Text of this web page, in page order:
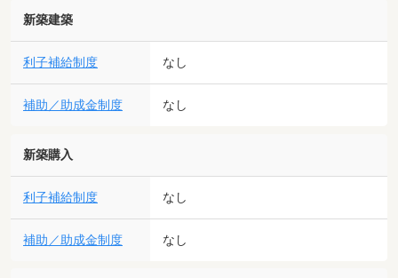
新築建築
利子補給制度 なし
補助／助成金制度 なし
新築購入
利子補給制度 なし
補助／助成金制度 なし